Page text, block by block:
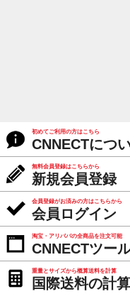
初めてご利用の方はこちら
CNNECTにつ
無料会員登録はこちらから
新規会員登録
会員登録がお済みの方はこちらから
会員ログイン
淘宝・アリババの全商品を注文可能
CNNECTツー
重量とサイズから概算送料を計算
国際送料の計算